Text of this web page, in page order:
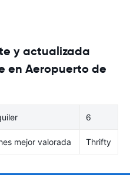
y actualizada
en Aeropuerto de
6
mejor valorada Thrifty